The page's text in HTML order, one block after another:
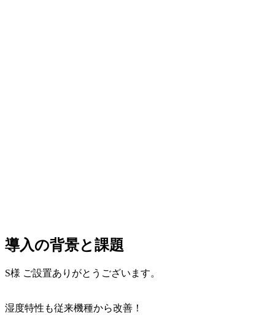
導入の背景と課題
S様 ご設置ありがとうございます。
湿度特性も従来機種から改善！